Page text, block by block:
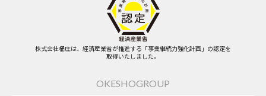
株式会社桶庄は、経済産業省が推進する「事業継続力強化計画」の認定を
取得いたしました。
OKESHOGROUP